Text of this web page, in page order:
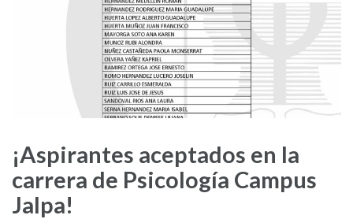
¡Aspirantes aceptados en la
carrera de Psicología Campus
Jalpa!